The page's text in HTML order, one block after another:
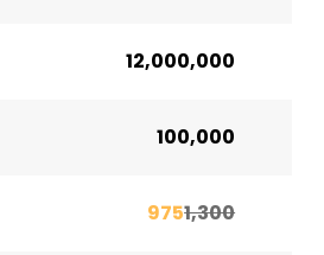
12,000,000
100,000
9751,300